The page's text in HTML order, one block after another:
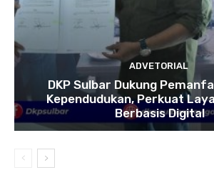
ADVETORIAL
DKP Sulbar Dukung
Kependudukan, Perkuat
Berbasis Digital